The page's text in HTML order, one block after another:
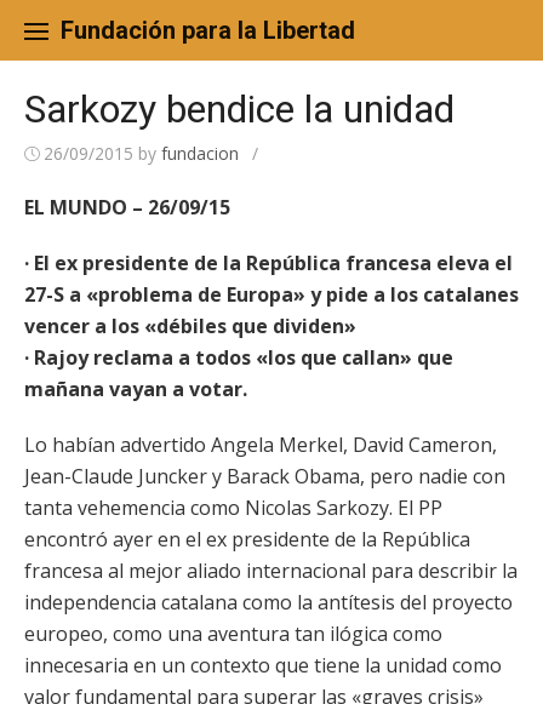
content
Fundación para la Libertad
Sarkozy bendice la unidad
26/09/2015 by fundacion /
EL MUNDO – 26/09/15
· El ex presidente de la República francesa eleva el
27-S a «problema de Europa» y pide a los catalanes
vencer a los «débiles que dividen»
· Rajoy reclama a todos «los que callan» que
mañana vayan a votar.
Lo habían advertido Angela Merkel, David Cameron,
Jean-Claude Juncker y Barack Obama, pero nadie con
tanta vehemencia como Nicolas Sarkozy. El PP
encontró ayer en el ex presidente de la República
francesa al mejor aliado internacional para describir la
independencia catalana como la antítesis del proyecto
europeo, como una aventura tan ilógica como
innecesaria en un contexto que tiene la unidad como
valor fundamental para superar las «graves crisis»